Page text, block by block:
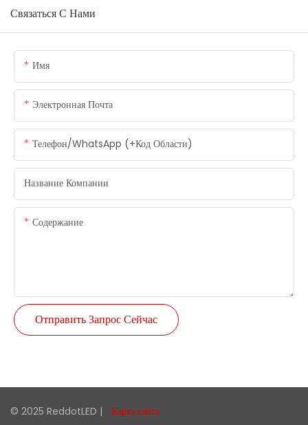
Связаться С Нами
Имя
Электронная Почта
Телефон/WhatsApp (+код Области)
Название Компании
Содержание
Отправить Запрос Сейчас
© 2025 ReddotLED | Карта сайта